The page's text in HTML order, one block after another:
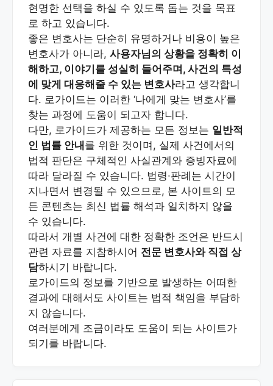
현명한 선택을 하실 수 있도록 돕는 것을 목표
로 하고 있습니다.
좋은 변호사는 단순히 유명하거나 비용이 높은
변호사가 아니라, 사용자님의 상황을 정확히 이
해하고, 이야기를 성실히 들어주며, 사건의 특성
에 맞게 대응해줄 수 있는 변호사라고 생각합니
다. 로가이드는 이러한 ‘나에게 맞는 변호사’를
찾는 과정에 도움이 되고자 합니다.
다만, 로가이드가 제공하는 모든 정보는 일반적
인 법률 안내 를 위한 것이며, 실제 사건에서의
법적 판단은 구체적인 사실관계와 증빙자료에
따라 달라질 수 있습니다. 법령·판례는 시간이
지나면서 변경될 수 있으므로, 본 사이트의 모
든 콘텐츠는 최신 법률 해석과 일치하지 않을
수 있습니다.
따라서 개별 사건에 대한 정확한 조언은 반드시
관련 자료를 지참하시어 전문 변호사와 직접 상
담하시기 바랍니다.
로가이드의 정보를 기반으로 발생하는 어떠한
결과에 대해서도 사이트는 법적 책임을 부담하
지 않습니다.
여러분에게 조금이라도 도움이 되는 사이트가
되기를 바랍니다.